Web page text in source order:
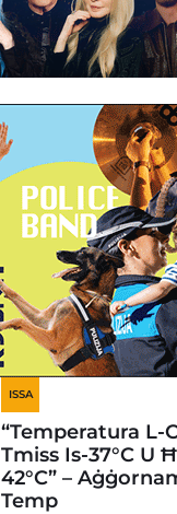
ISSA
“Temperatura L-
Tmiss Is-37°C U
42°C” –
Temp